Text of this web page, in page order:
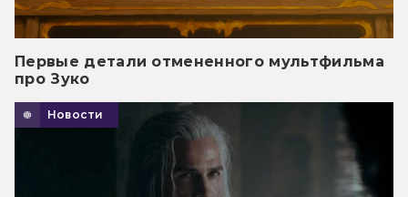
Первые детали отмененного мультфильма
про Зуко
Новости